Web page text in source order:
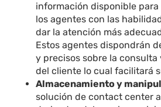
información disponible
los agentes con las
dar la atención más
Estos agentes dispondrán
y precisos sobre la
del cliente lo cual facilitará
Almacenamiento y
solución de contact center